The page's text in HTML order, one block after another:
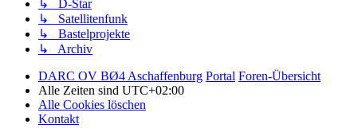
↳ D-Star
↳ Satellitenfunk
↳ Bastelprojekte
↳ Archiv
DARC OV BØ4 Aschaffenburg Portal Foren-Übersicht
Alle Zeiten sind UTC+02:00
Alle Cookies löschen
Kontakt